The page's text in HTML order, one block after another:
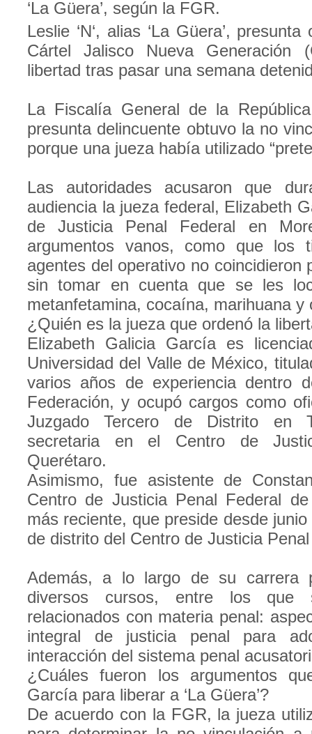
‘La Güera’, según la FGR.
Leslie ‘N‘, alias ‘La Güera’,
Cártel Jalisco Nueva Generación
libertad tras pasar una semana
La Fiscalía General de la
presunta delincuente obtuvo la no
porque una jueza había utilizado
Las autoridades acusaron que
audiencia la jueza federal, Elizabeth
de Justicia Penal Federal en
argumentos vanos, como que los
agentes del operativo no coincidieron
sin tomar en cuenta que se les
metanfetamina, cocaína, marihuana
¿Quién es la jueza que ordenó la
Elizabeth Galicia García es
Universidad del Valle de México,
varios años de experiencia dentro
Federación, y ocupó cargos como
Juzgado Tercero de Distrito en
secretaria en el Centro de
Querétaro.
Asimismo, fue asistente de
Centro de Justicia Penal Federal
más reciente, que preside desde
de distrito del Centro de Justicia
Además, a lo largo de su carrera
diversos cursos, entre los que
relacionados con materia penal:
integral de justicia penal para
interacción del sistema penal
¿Cuáles fueron los argumentos
García para liberar a ‘La Güera’?
De acuerdo con la FGR, la jueza